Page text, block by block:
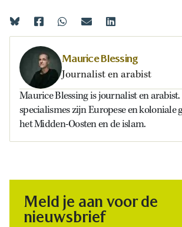
Maurice Blessing
Journalist en arabist
Maurice Blessing is journalist en
specialismes zijn Europese en koloniale
het Midden-Oosten en de islam.
Meld je aan voor de
nieuwsbrief